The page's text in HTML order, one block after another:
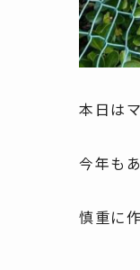
本日は
今年も
慎重に